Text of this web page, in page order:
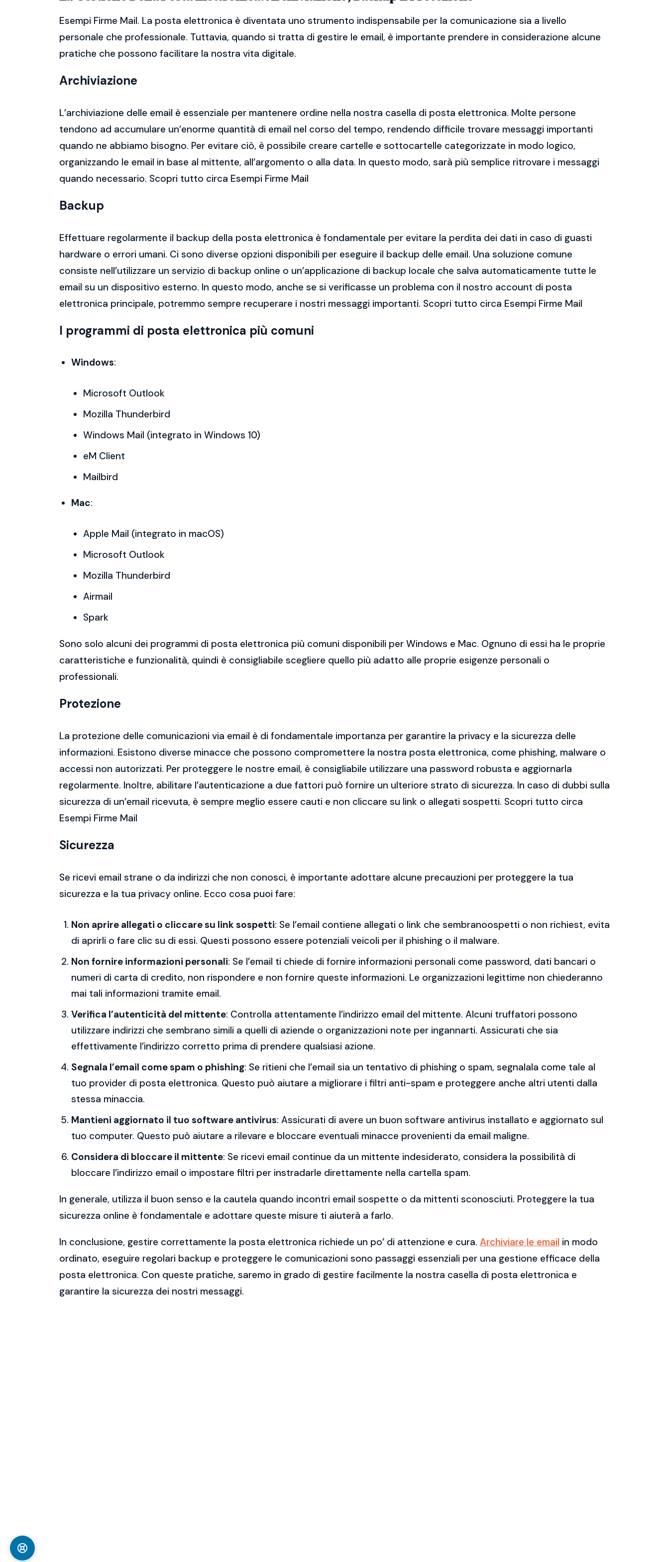
Esempi Firme Mail. La posta elettronica è diventata uno strumento indispensabile per la comunicazione sia a livello
personale che professionale. Tuttavia, quando si tratta di gestire le email, è importante prendere in considerazione alcune
pratiche che possono facilitare la nostra vita digitale.
Archiviazione
L’archiviazione delle email è essenziale per mantenere ordine nella nostra casella di posta elettronica. Molte persone
tendono ad accumulare un’enorme quantità di email nel corso del tempo, rendendo difficile trovare messaggi importanti
quando ne abbiamo bisogno. Per evitare ciò, è possibile creare cartelle e sottocartelle categorizzate in modo logico,
organizzando le email in base al mittente, all’argomento o alla data. In questo modo, sarà più semplice ritrovare i messaggi
quando necessario. Scopri tutto circa Esempi Firme Mail
Backup
Effettuare regolarmente il backup della posta elettronica è fondamentale per evitare la perdita dei dati in caso di guasti
hardware o errori umani. Ci sono diverse opzioni disponibili per eseguire il backup delle email. Una soluzione comune
consiste nell’utilizzare un servizio di backup online o un’applicazione di backup locale che salva automaticamente tutte le
email su un dispositivo esterno. In questo modo, anche se si verificasse un problema con il nostro account di posta
elettronica principale, potremmo sempre recuperare i nostri messaggi importanti. Scopri tutto circa Esempi Firme Mail
I programmi di posta elettronica più comuni
Windows:
Microsoft Outlook
Mozilla Thunderbird
Windows Mail (integrato in Windows 10)
eM Client
Mailbird
Mac:
Apple Mail (integrato in macOS)
Microsoft Outlook
Mozilla Thunderbird
Airmail
Spark
Sono solo alcuni dei programmi di posta elettronica più comuni disponibili per Windows e Mac. Ognuno di essi ha le proprie
caratteristiche e funzionalità, quindi è consigliabile scegliere quello più adatto alle proprie esigenze personali o
professionali.
Protezione
La protezione delle comunicazioni via email è di fondamentale importanza per garantire la privacy e la sicurezza delle
informazioni. Esistono diverse minacce che possono compromettere la nostra posta elettronica, come phishing, malware o
accessi non autorizzati. Per proteggere le nostre email, è consigliabile utilizzare una password robusta e aggiornarla
regolarmente. Inoltre, abilitare l’autenticazione a due fattori può fornire un ulteriore strato di sicurezza. In caso di dubbi sulla
sicurezza di un’email ricevuta, è sempre meglio essere cauti e non cliccare su link o allegati sospetti. Scopri tutto circa
Esempi Firme Mail
Sicurezza
Se ricevi email strane o da indirizzi che non conosci, è importante adottare alcune precauzioni per proteggere la tua
sicurezza e la tua privacy online. Ecco cosa puoi fare:
Non aprire allegati o cliccare su link sospetti: Se l’email contiene allegati o link che sembranoospetti o non richiest, evita
di aprirli o fare clic su di essi. Questi possono essere potenziali veicoli per il phishing o il malware.
Non fornire informazioni personali: Se l’email ti chiede di fornire informazioni personali come password, dati bancari o
numeri di carta di credito, non rispondere e non fornire queste informazioni. Le organizzazioni legittime non chiederanno
mai tali informazioni tramite email.
Verifica l’autenticità del mittente: Controlla attentamente l’indirizzo email del mittente. Alcuni truffatori possono
utilizzare indirizzi che sembrano simili a quelli di aziende o organizzazioni note per ingannarti. Assicurati che sia
effettivamente l’indirizzo corretto prima di prendere qualsiasi azione.
Segnala l’email come spam o phishing: Se ritieni che l’email sia un tentativo di phishing o spam, segnalala come tale al
tuo provider di posta elettronica. Questo può aiutare a migliorare i filtri anti-spam e proteggere anche altri utenti dalla
stessa minaccia.
Mantieni aggiornato il tuo software antivirus: Assicurati di avere un buon software antivirus installato e aggiornato sul
tuo computer. Questo può aiutare a rilevare e bloccare eventuali minacce provenienti da email maligne.
Considera di bloccare il mittente: Se ricevi email continue da un mittente indesiderato, considera la possibilità di
bloccare l’indirizzo email o impostare filtri per instradarle direttamente nella cartella spam.
In generale, utilizza il buon senso e la cautela quando incontri email sospette o da mittenti sconosciuti. Proteggere la tua
sicurezza online è fondamentale e adottare queste misure ti aiuterà a farlo.
In conclusione, gestire correttamente la posta elettronica richiede un po’ di attenzione e cura. Archiviare le email in modo
ordinato, eseguire regolari backup e proteggere le comunicazioni sono passaggi essenziali per una gestione efficace della
posta elettronica. Con queste pratiche, saremo in grado di gestire facilmente la nostra casella di posta elettronica e
garantire la sicurezza dei nostri messaggi.